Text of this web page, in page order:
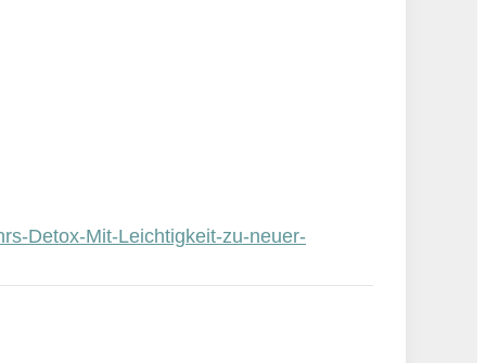
Detox-Mit-Leichtigkeit-zu-neuer-